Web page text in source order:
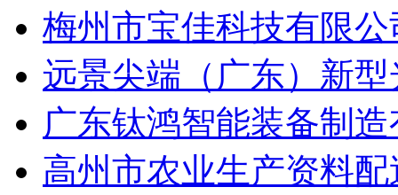
梅州市宝佳科技有限
远景尖端（广东）新
广东钛鸿智能装备制
高州市农业生产资料